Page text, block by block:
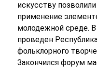
искусству
применение
молодежной среде.
проведен
фольклорного
Закончился форум